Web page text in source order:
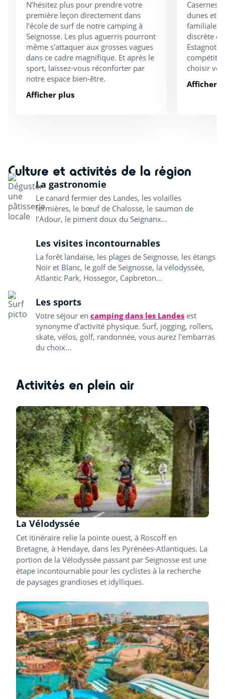
N’hésitez plus pour prendre votre
première leçon directement dans
l’école de surf de notre camping à
Seignosse. Les plus aguerris pourront
même s'attaquer aux grosses vagues
dans ce cadre magnifique. Et après le
sport, laissez-vous réconforter par
notre espace bien-être.
Afficher plus
Casernes
dunes et
familiale),
discrète et
Estagnots
choisir
Afficher
Culture et activités de la région
La gastronomie
Le canard fermier des Landes, les volailles
fermières, le bœuf de Chalosse, le saumon de
l’Adour, le piment doux du Seignanx…
Les visites incontournables
La forêt landaise, les plages de Seignosse, les étangs
Noir et Blanc, le golf de Seignosse, la vélodyssée,
Atlantic Park, Hossegor, Capbreton…
Les sports
Votre séjour en camping dans les Landes est
synonyme d’activité physique. Surf, jogging, rollers,
skate, vélos, golf, randonnée, vous aurez l'embarras
du choix...
Activités en plein air
La Vélodyssée
Cet itinéraire relie la pointe ouest, à Roscoff en
Bretagne, à Hendaye, dans les Pyrénées-Atlantiques. La
portion de la Vélodyssée passant par Seignosse est une
étape incontournable pour les cyclistes à la recherche
de paysages grandioses et idylliques.